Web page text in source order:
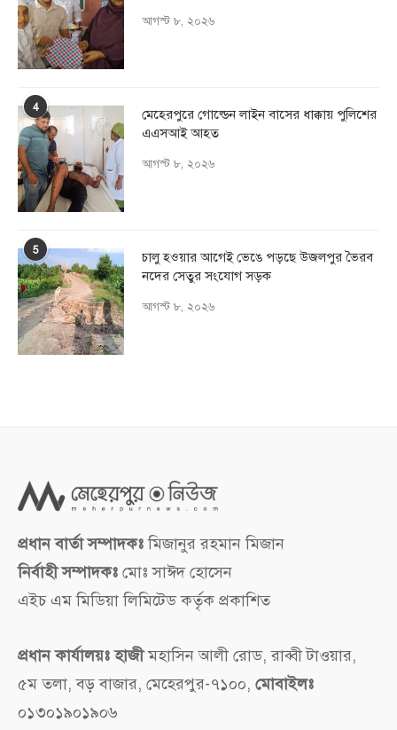
আগস্ট ৮, ২০২৬
4
মেহেরপুরে গোল্ডেন লাইন বাসের ধাক্কায় পুলিশের
এএসআই আহত
আগস্ট ৮, ২০২৬
5
চালু হওয়ার আগেই ভেঙে পড়ছে উজলপুর ভৈরব
নদের সেতুর সংযোগ সড়ক
আগস্ট ৮, ২০২৬
প্রধান বার্তা সম্পাদকঃমিজানুর রহমান মিজান
নির্বাহী সম্পাদকঃ মোঃ সাঈদ হোসেন
এইচ এম মিডিয়া লিমিটেড কর্তৃক প্রকাশিত
প্রধান কার্যালয়ঃ হাজীমহাসিন আলী রোড, রাব্বী টাওয়ার,
৫ম তলা, বড় বাজার, মেহেরপুর-৭১০০, মোবাইলঃ
০১৩০১৯০১৯০৬